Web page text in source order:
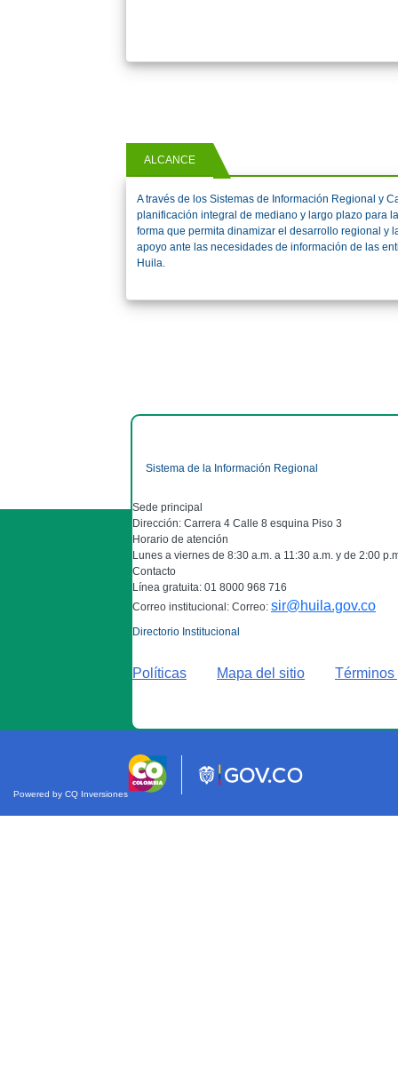
ALCANCE
A través de los Sistemas de Información Regional y
planificación integral de mediano y largo plazo para
forma que permita dinamizar el desarrollo regional y
apoyo ante las necesidades de información de las
Huila.
Sistema de la Información Regional
Sede principal
Dirección: Carrera 4 Calle 8 esquina Piso 3
Horario de atención
Lunes a viernes de 8:30 a.m. a 11:30 a.m. y de 2:00
Contacto
Línea gratuita: 01 8000 968 716
Correo institucional: Correo: sir@huila.gov.co
Directorio Institucional
Políticas Mapa del sitio
Powered by CQ Inversiones